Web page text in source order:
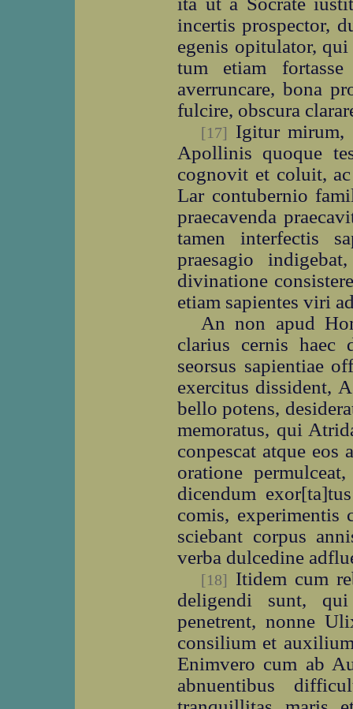
incertis prospector,
egenis opitulator,
tum etiam
averruncare, bona
fulcire, obscura
[17] Igitur mirum,
Apollinis quoque
cognovit et coluit,
Lar contubernio
praecavenda
tamen interfectis
praesagio
divinatione
etiam sapientes viri
An non apud
clarius cernis haec
seorsus sapientiae
exercitus dissident,
bello potens,
memoratus, qui
conpescat atque eos
oratione
dicendum
comis, experimentis
sciebant corpus
verba dulcedine
[18] Itidem cum
deligendi sunt,
penetrent, nonne
consilium et
Enimvero cum ab
abnuentibus